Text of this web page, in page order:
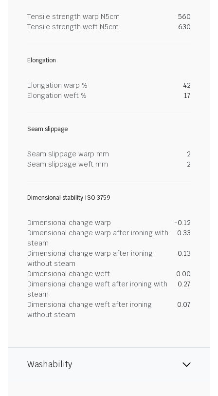
Tensile strength warp N5cm
560
Tensile strength weft N5cm
630
Elongation
Elongation warp %
42
Elongation weft %
17
Seam slippage
Seam slippage warp mm
2
Seam slippage weft mm
2
Dimensional stability ISO 3759
Dimensional change warp
-0.12
Dimensional change warp after ironing with
steam
0.33
Dimensional change warp after ironing
without steam
0.13
Dimensional change weft
0.00
Dimensional change weft after ironing with
steam
0.27
Dimensional change weft after ironing
without steam
0.07
Washability